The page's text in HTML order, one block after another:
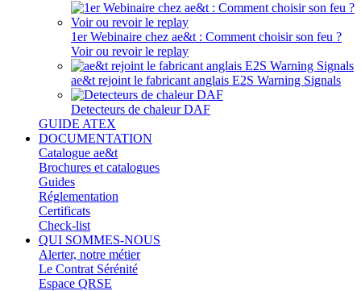
1er Webinaire chez ae&t : Comment choisir son feu ?
Voir ou revoir le replay
ae&t rejoint le fabricant anglais E2S Warning Signals
Detecteurs de chaleur DAF
GUIDE ATEX
DOCUMENTATION
Catalogue ae&t
Brochures et catalogues
Guides
Réglementation
Certificats
Check-list
QUI SOMMES-NOUS
Alerter, notre métier
Le Contrat Sérénité
Espace QRSE